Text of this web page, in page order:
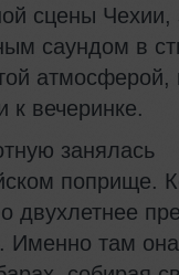
сцены Чехии,
саундом в
атмосферой,
к вечеринке.
занялась
поприще.
двухлетнее
Именно там